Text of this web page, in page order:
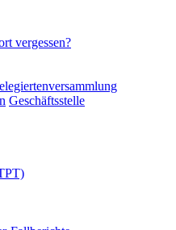
vergessen?
Geschäftsstelle